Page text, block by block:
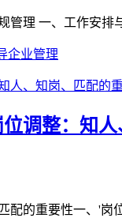
管理 一、工作安排
企业管理
调整：知人
配的重要性一、'岗